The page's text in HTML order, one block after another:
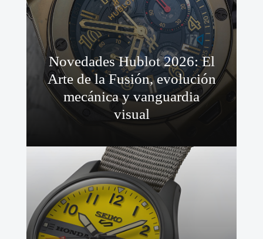
Novedades Hublot 2026: El
Arte de la Fusión, evolución
mecánica y vanguardia
visual